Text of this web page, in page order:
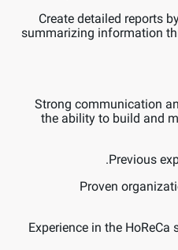
Create detailed reports
summarizing information
Strong communication
the ability to build and
Previous
Proven
Experience in the